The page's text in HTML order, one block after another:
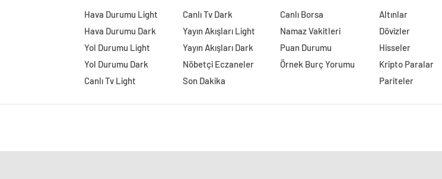
Hava Durumu Light
Hava Durumu Dark
Yol Durumu Light
Yol Durumu Dark
Canlı Tv Light
Canlı Tv Dark
Yayın Akışları Light
Yayın Akışları Dark
Nöbetçi Eczaneler
Son Dakika
Canlı Borsa
Namaz Vakitleri
Puan Durumu
Örnek Burç Yorumu
Altınlar
Dövizler
Hisseler
Kripto Paralar
Pariteler